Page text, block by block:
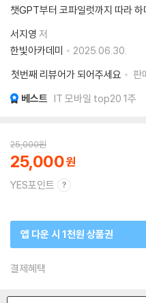
챗GPT부터 코파일럿까지 따라
서지영 저
한빛아카데미
2025.06.30.
첫번째 리뷰어가 되어주세요
판
베스트 IT 모바일 top20 1주
25,000원
25,000
YES포인트
앱 다운 시 1천원 상품권
결제혜택